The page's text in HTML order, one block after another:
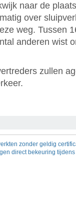
naar de
over
weg. Tussen
anderen wist
zullen
zonder geldig
direct bekeuring